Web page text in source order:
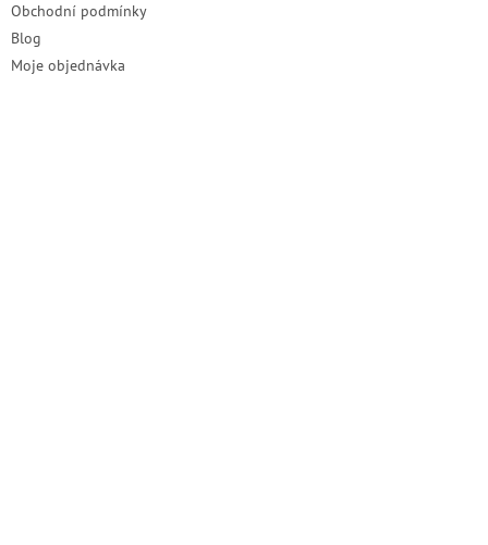
Obchodní podmínky
Blog
Moje objednávka